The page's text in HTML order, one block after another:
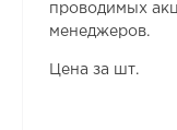
проводимых
менеджеров.
Цена за шт.